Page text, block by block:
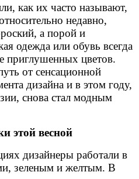
как их часто называют,
недавно,
а порой и
одежда или обувь всегда
приглушенных цветов.
от сенсационной
дизайна и в этом году,
снова стал модным
этой весной
дизайнеры работали в
зеленым и желтым. В